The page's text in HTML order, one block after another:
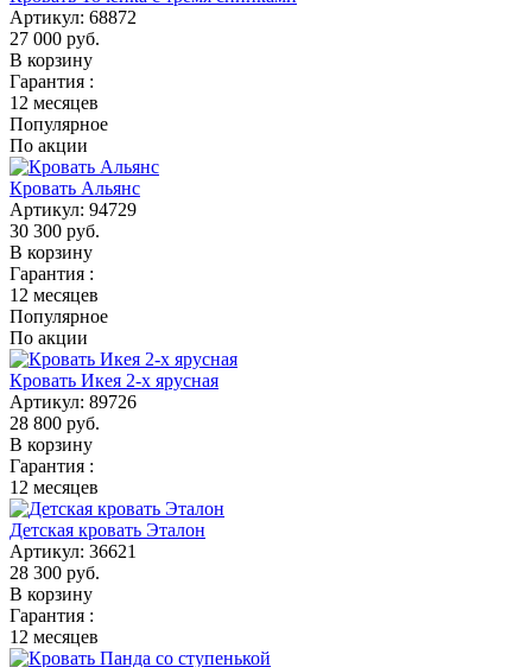
Артикул: 68872
27 000 руб.
В корзину
Гарантия :
12 месяцев
Популярное
По акции
Кровать Альянс
Артикул: 94729
30 300 руб.
В корзину
Гарантия :
12 месяцев
Популярное
По акции
Кровать Икея 2-х ярусная
Артикул: 89726
28 800 руб.
В корзину
Гарантия :
12 месяцев
Детская кровать Эталон
Артикул: 36621
28 300 руб.
В корзину
Гарантия :
12 месяцев